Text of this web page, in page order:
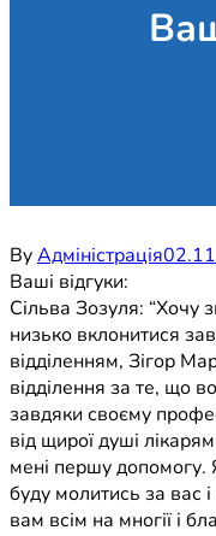
ByАдміністрація
Ваші відгуки:
Сільва Зозуля: “Хочу
низько вклонитися
відділенням, Зігор
відділення за те, що
завдяки своєму
від щирої душі
мені першу допомогу.
буду молитись за вас
вам всім на многії і